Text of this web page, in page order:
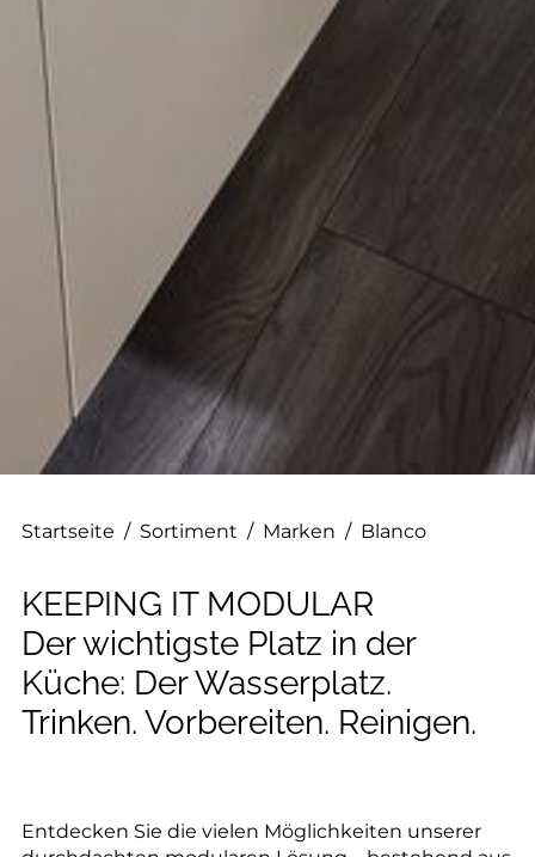
--
--
Startseite / Sortiment / Marken / Blanco
KEEPING IT MODULAR
Der wichtigste Platz in der
Küche: Der Wasserplatz.
Trinken. Vorbereiten. Reinigen.
Entdecken Sie die vielen Möglichkeiten unserer